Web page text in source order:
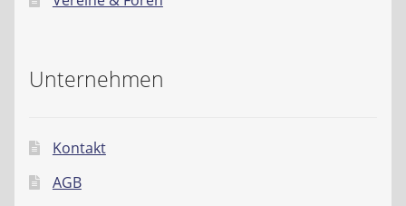
Unternehmen
Kontakt
AGB